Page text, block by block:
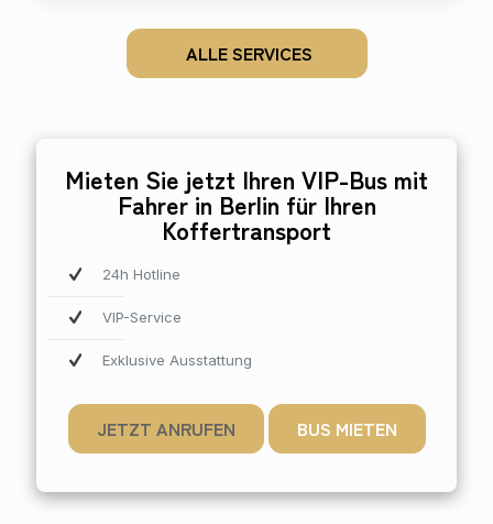
Mieten Sie jetzt Ihren VIP-Bus mit
Fahrer in Berlin für Ihren
Koffertransport
24h Hotline
VIP-Service
Exklusive Ausstattung
JETZT ANRUFEN BUS MIETEN